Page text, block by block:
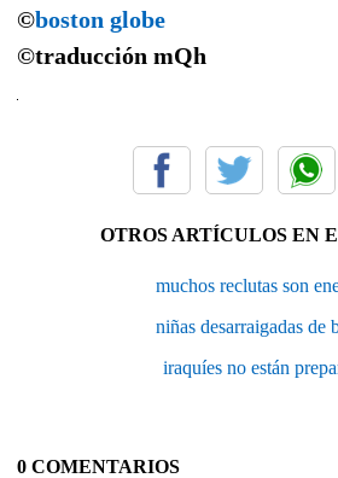
©boston globe
©traducción mQh
OTROS ARTÍCULOS EN
muchos reclutas son
niñas desarraigadas de
iraquíes no están
0 COMENTARIOS